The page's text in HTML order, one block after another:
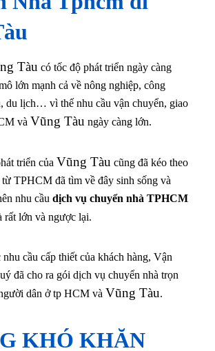
Tàu có tốc độ phát triển ngày càng
lớn mạnh cả về nông nghiệp, công
du lịch… vì thế nhu cầu vận chuyển, giao
và Vũng Tàu ngày càng lớn.
triển của Vũng Tàu cũng đã kéo theo
TPHCM đã tìm về đây sinh sống và
nhu cầu dịch vụ chuyển nhà TPHCM
rất lớn và ngược lại.
cầu cấp thiết của khách hàng, Vận
đã cho ra gói dịch vụ chuyển nhà trọn
dân ở tp HCM và Vũng Tàu.
KHÓ KHĂN